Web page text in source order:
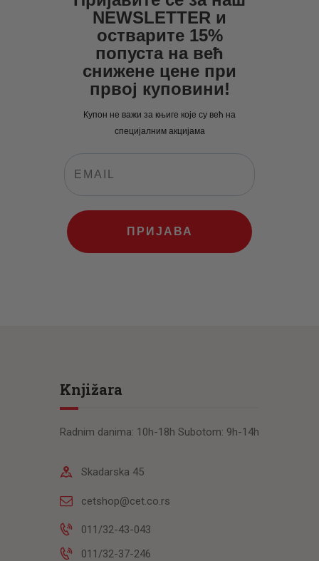
0
рсд.
рсд.
NEWSLETTER и
остварите 15%
попуста на већ
снижене цене при
првој куповини!
Купон не важи за књиге које су већ на
специјалним акцијама
ПРИЈАВА
Knjižara
Radnim danima: 10h-18h Subotom: 9h-14h
Skadarska 45
cetshop@cet.co.rs
011/32-43-043
011/32-37-246